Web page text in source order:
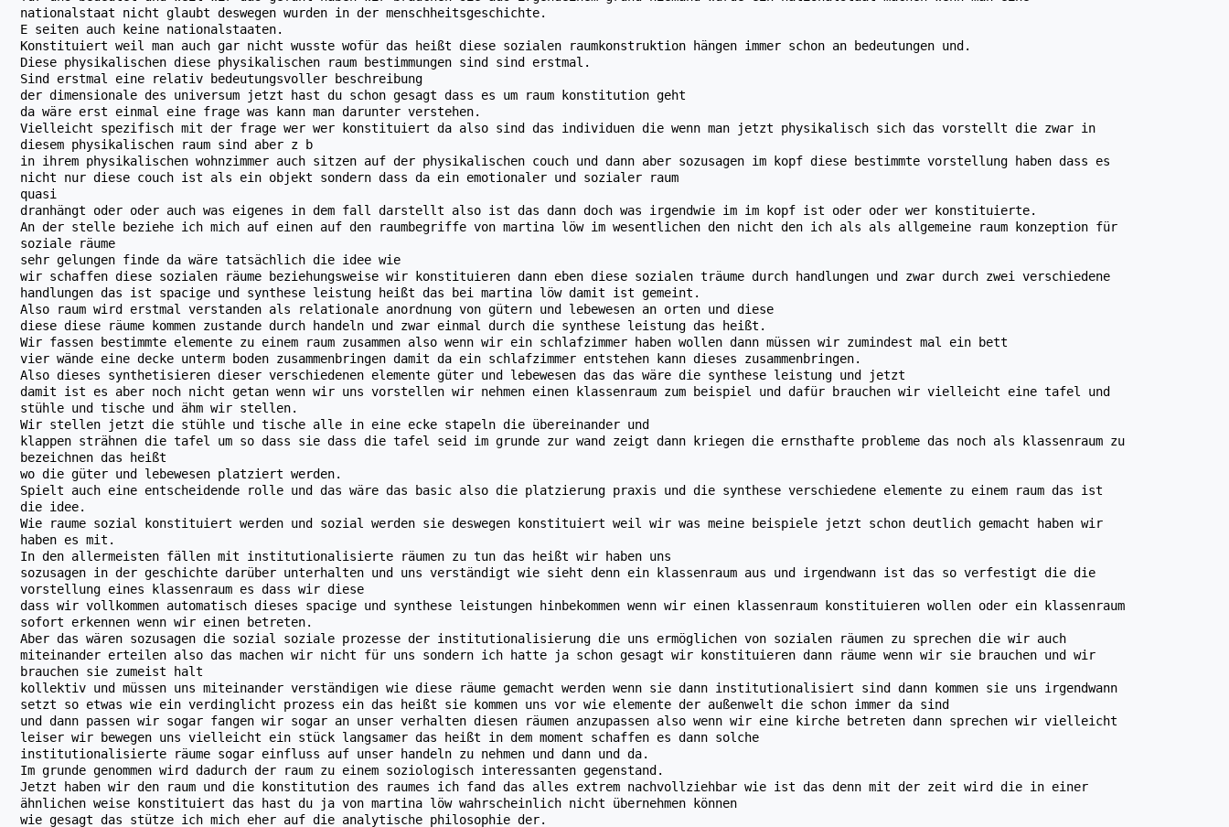
nationalstaat nicht glaubt deswegen wurden in der menschheitsgeschichte.
E seiten auch keine nationalstaaten.
Konstituiert weil man auch gar nicht wusste wofür das heißt diese sozialen raumkonstruktion hängen immer schon an bedeutungen und.
Diese physikalischen diese physikalischen raum bestimmungen sind sind erstmal.
Sind erstmal eine relativ bedeutungsvoller beschreibung
der dimensionale des universum jetzt hast du schon gesagt dass es um raum konstitution geht
da wäre erst einmal eine frage was kann man darunter verstehen.
Vielleicht spezifisch mit der frage wer wer konstituiert da also sind das individuen die wenn man jetzt physikalisch sich das vorstellt die zwar in
diesem physikalischen raum sind aber z b
in ihrem physikalischen wohnzimmer auch sitzen auf der physikalischen couch und dann aber sozusagen im kopf diese bestimmte vorstellung haben dass es
nicht nur diese couch ist als ein objekt sondern dass da ein emotionaler und sozialer raum
quasi
dranhängt oder oder auch was eigenes in dem fall darstellt also ist das dann doch was irgendwie im im kopf ist oder oder wer konstituierte.
An der stelle beziehe ich mich auf einen auf den raumbegriffe von martina löw im wesentlichen den nicht den ich als als allgemeine raum konzeption für
soziale räume
sehr gelungen finde da wäre tatsächlich die idee wie
wir schaffen diese sozialen räume beziehungsweise wir konstituieren dann eben diese sozialen träume durch handlungen und zwar durch zwei verschiedene
handlungen das ist spacige und synthese leistung heißt das bei martina löw damit ist gemeint.
Also raum wird erstmal verstanden als relationale anordnung von gütern und lebewesen an orten und diese
diese diese räume kommen zustande durch handeln und zwar einmal durch die synthese leistung das heißt.
Wir fassen bestimmte elemente zu einem raum zusammen also wenn wir ein schlafzimmer haben wollen dann müssen wir zumindest mal ein bett
vier wände eine decke unterm boden zusammenbringen damit da ein schlafzimmer entstehen kann dieses zusammenbringen.
Also dieses synthetisieren dieser verschiedenen elemente güter und lebewesen das das wäre die synthese leistung und jetzt
damit ist es aber noch nicht getan wenn wir uns vorstellen wir nehmen einen klassenraum zum beispiel und dafür brauchen wir vielleicht eine tafel und
stühle und tische und ähm wir stellen.
Wir stellen jetzt die stühle und tische alle in eine ecke stapeln die übereinander und
klappen strähnen die tafel um so dass sie dass die tafel seid im grunde zur wand zeigt dann kriegen die ernsthafte probleme das noch als klassenraum zu
bezeichnen das heißt
wo die güter und lebewesen platziert werden.
Spielt auch eine entscheidende rolle und das wäre das basic also die platzierung praxis und die synthese verschiedene elemente zu einem raum das ist
die idee.
Wie raume sozial konstituiert werden und sozial werden sie deswegen konstituiert weil wir was meine beispiele jetzt schon deutlich gemacht haben wir
haben es mit.
In den allermeisten fällen mit institutionalisierte räumen zu tun das heißt wir haben uns
sozusagen in der geschichte darüber unterhalten und uns verständigt wie sieht denn ein klassenraum aus und irgendwann ist das so verfestigt die die
vorstellung eines klassenraum es dass wir diese
dass wir vollkommen automatisch dieses spacige und synthese leistungen hinbekommen wenn wir einen klassenraum konstituieren wollen oder ein klassenraum
sofort erkennen wenn wir einen betreten.
Aber das wären sozusagen die sozial soziale prozesse der institutionalisierung die uns ermöglichen von sozialen räumen zu sprechen die wir auch
miteinander erteilen also das machen wir nicht für uns sondern ich hatte ja schon gesagt wir konstituieren dann räume wenn wir sie brauchen und wir
brauchen sie zumeist halt
kollektiv und müssen uns miteinander verständigen wie diese räume gemacht werden wenn sie dann institutionalisiert sind dann kommen sie uns irgendwann
setzt so etwas wie ein verdinglicht prozess ein das heißt sie kommen uns vor wie elemente der außenwelt die schon immer da sind
und dann passen wir sogar fangen wir sogar an unser verhalten diesen räumen anzupassen also wenn wir eine kirche betreten dann sprechen wir vielleicht
leiser wir bewegen uns vielleicht ein stück langsamer das heißt in dem moment schaffen es dann solche
institutionalisierte räume sogar einfluss auf unser handeln zu nehmen und dann und da.
Im grunde genommen wird dadurch der raum zu einem soziologisch interessanten gegenstand.
Jetzt haben wir den raum und die konstitution des raumes ich fand das alles extrem nachvollziehbar wie ist das denn mit der zeit wird die in einer
ähnlichen weise konstituiert das hast du ja von martina löw wahrscheinlich nicht übernehmen können
wie gesagt das stütze ich mich eher auf die analytische philosophie der.